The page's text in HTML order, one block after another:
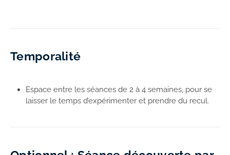
Temporalité
Espace entre les séances de 2 à 4 semaines, pour se
laisser le temps d’expérimenter et prendre du recul.